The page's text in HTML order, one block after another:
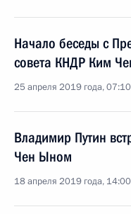
Начало беседы с
совета КНДР Ким
25 апреля 2019 года, 07:10
Владимир Путин
Чен Ыном
18 апреля 2019 года, 14:00